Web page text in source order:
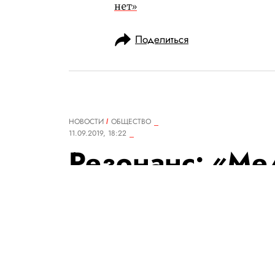
нет»
Поделиться
НОВОСТИ
ОБЩЕСТВО
11.09.2019, 18:22
Резонанс: